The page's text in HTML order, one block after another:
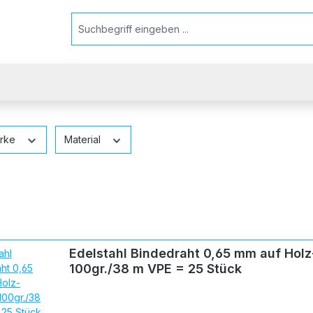
Material
Edelstahl Bindedraht 0,65 mm auf
100gr./38 m VPE = 25 Stück